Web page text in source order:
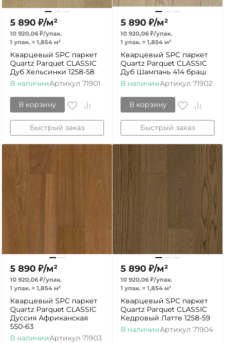
5 890 ₽/м²
10 920,06 ₽/упак.
1 упак. = 1,854 м²
Кварцевый SPC паркет
Quartz Parquet CLASSIC
Дуб Хельсинки 1258-58
В наличииАртикул 71901
В корзину
Быстрый заказ
5 890 ₽/м²
10 920,06 ₽/упак.
1 упак. = 1,854 м²
Кварцевый SPC паркет
Quartz Parquet CLASSIC
Дуб Шампань 414 браш
В наличииАртикул 71902
В корзину
Быстрый заказ
5 890 ₽/м²
10 920,06 ₽/упак.
1 упак. = 1,854 м²
Кварцевый SPC паркет
Quartz Parquet CLASSIC
Дуссия Африканская
550-63
В наличииАртикул 71903
5 890 ₽/м²
10 920,06 ₽/упак.
1 упак. = 1,854 м²
Кварцевый SPC паркет
Quartz Parquet CLASSIC
Кедровый Латте 1258-59
В наличииАртикул 71904